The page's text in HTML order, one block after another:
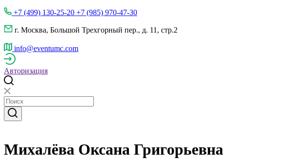
+7 (499) 130-25-20 +7 (985) 970-47-30
г. Москва, Большой Трехгорный пер., д. 11, стр.2
info@eventumc.com
Авторизация
Михалёва Оксана Григорьевна